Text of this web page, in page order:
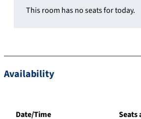
This room has no seats for today.
Availability
Date/Time Seats